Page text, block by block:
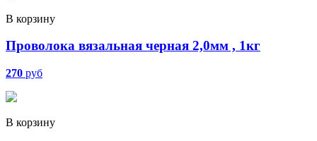
В корзину
Проволока вязальная черная 2,0мм , 1кг
270 руб
В корзину